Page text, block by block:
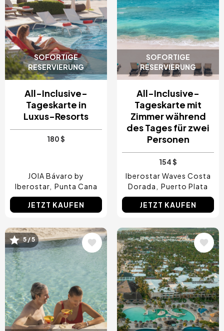
SOFORTIGE
RESERVIERUNG
All-Inclusive-
Tageskarte in
Luxus-Resorts
180 $
JOIA Bávaro by
Iberostar Punta Cana
JETZT KAUFEN
SOFORTIGE
RESERVIERUNG
All-Inclusive-
Tageskarte mit
Zimmer während
des Tages für zwei
Personen
154 $
Iberostar Waves Costa
Dorada
Puerto Plata
JETZT KAUFEN
Bild5 / 5 Bild